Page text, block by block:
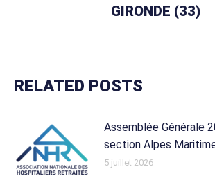
suivant
GIRONDE (33)
RELATED POSTS
Assemblée Générale
section Alpes
5 juillet 2026